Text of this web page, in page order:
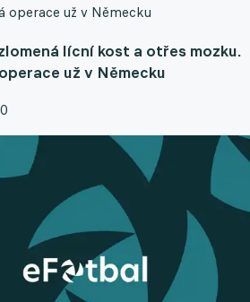
operace už v Německu
lícní kost a otřes mozku.
už v Německu